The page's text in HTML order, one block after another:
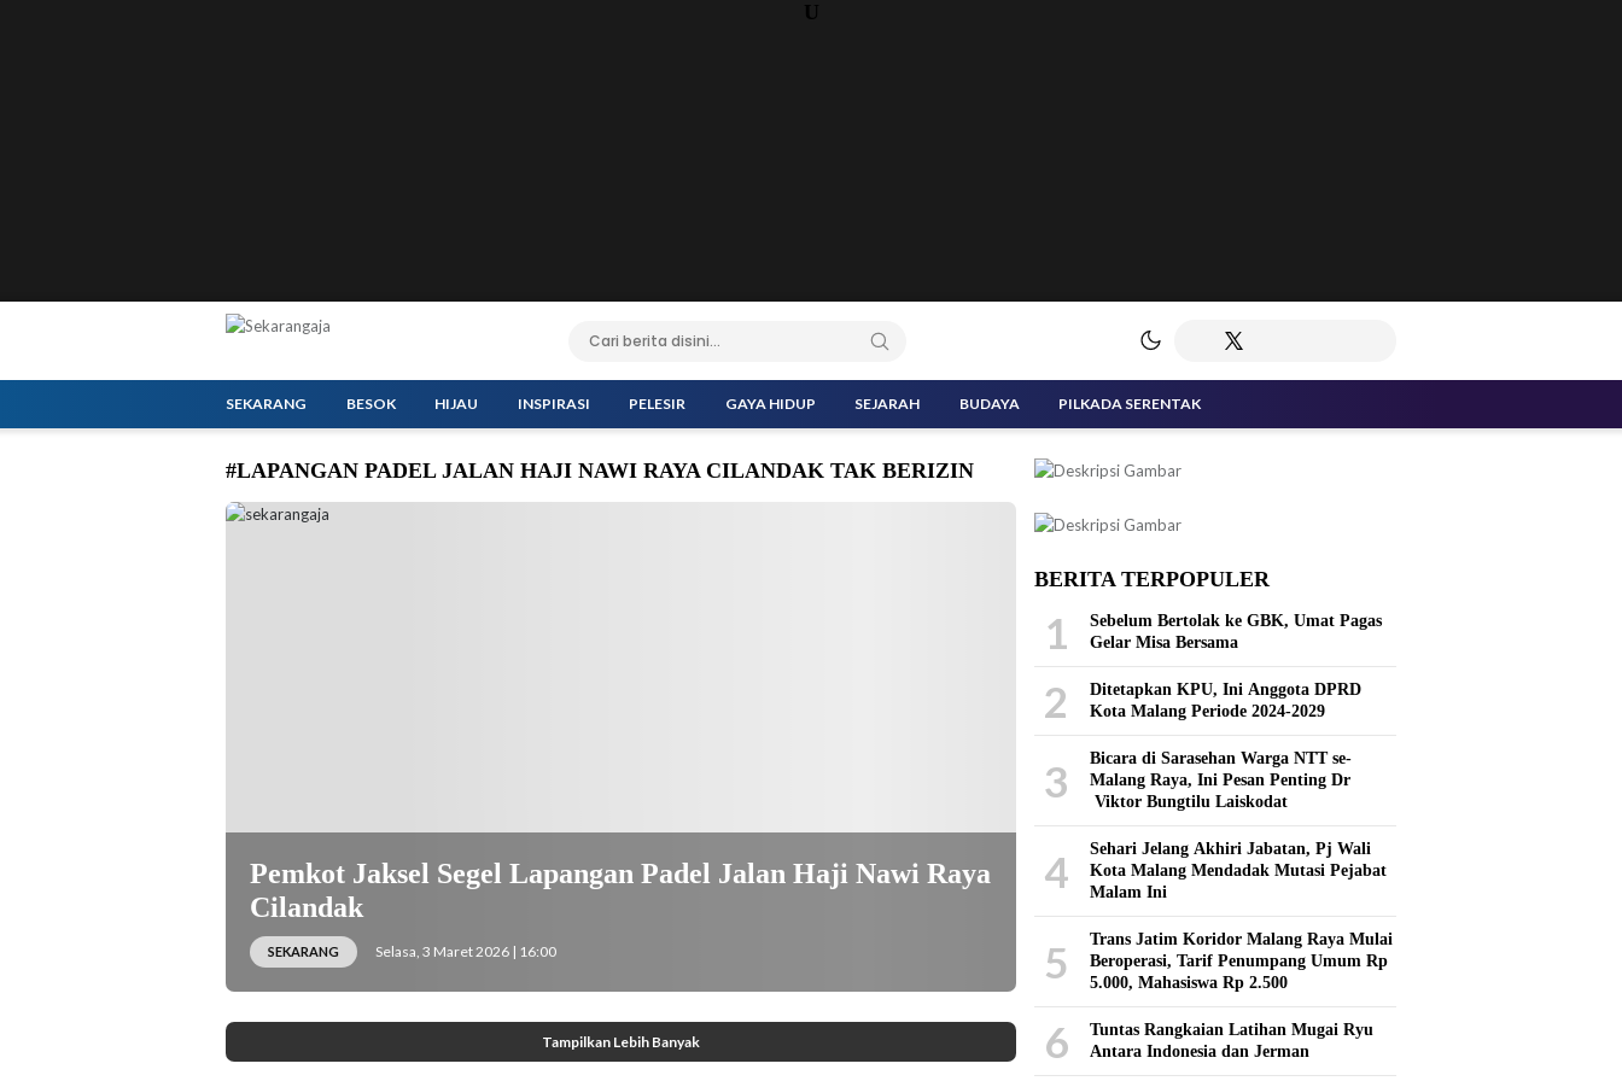
U
SEKARANG BESOK HIJAU INSPIRASI PELESIR GAYA HIDUP SEJARAH BUDAYA PILKADA SERENTAK
#LAPANGAN PADEL JALAN HAJI NAWI RAYA CILANDAK TAK BERIZIN
Pemkot Jakarta Selatan melalui Suku Dinas Cipta Karya, Tata Ruang, dan Pertanahan (CKTRP) menyegel tempat
Pemkot Jaksel Segel Lapangan Padel Jalan Haji Nawi Raya
Cilandak
SEKARANG Selasa, 3 Maret 2026 | 16:00
Tampilkan Lebih Banyak
BERITA TERPOPULER
1
Sebelum Bertolak ke GBK, Umat Pagas
Gelar Misa Bersama
2
Ditetapkan KPU, Ini Anggota DPRD
Kota Malang Periode 2024-2029
3
Bicara di Sarasehan Warga NTT se-
Malang Raya, Ini Pesan Penting Dr
Viktor Bungtilu Laiskodat
4
Sehari Jelang Akhiri Jabatan, Pj Wali
Kota Malang Mendadak Mutasi Pejabat
Malam Ini
5
Trans Jatim Koridor Malang Raya Mulai
Beroperasi, Tarif Penumpang Umum Rp
5.000, Mahasiswa Rp 2.500
6
Tuntas Rangkaian Latihan Mugai Ryu
Antara Indonesia dan Jerman